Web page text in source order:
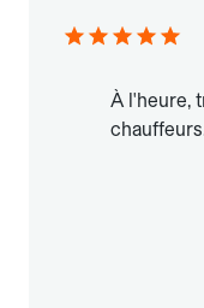
À l'heure,